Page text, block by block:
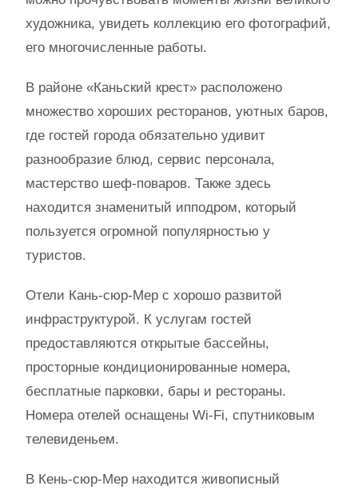
художника, увидеть коллекцию его фотографий,
его многочисленные работы.
В районе «Каньский крест» расположено
множество хороших ресторанов, уютных баров,
где гостей города обязательно удивит
разнообразие блюд, сервис персонала,
мастерство шеф-поваров. Также здесь
находится знаменитый ипподром, который
пользуется огромной популярностью у
туристов.
Отели Кань-сюр-Мер с хорошо развитой
инфраструктурой. К услугам гостей
предоставляются открытые бассейны,
просторные кондиционированные номера,
бесплатные парковки, бары и рестораны.
Номера отелей оснащены Wi-Fi, спутниковым
телевиденьем.
В Кень-сюр-Мер находится живописный